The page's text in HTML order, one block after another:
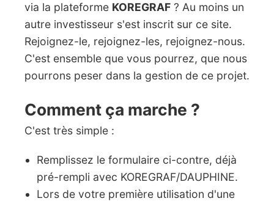
via la plateforme KOREGRAF ? Au moins un
autre investisseur s'est inscrit sur ce site.
Rejoignez-le, rejoignez-les, rejoignez-nous.
C'est ensemble que vous pourrez, que nous
pourrons peser dans la gestion de ce projet.
Comment ça marche ?
C'est très simple :
Remplissez le formulaire ci-contre, déjà
pré-rempli avec KOREGRAF/DAUPHINE.
Lors de votre première utilisation d'une